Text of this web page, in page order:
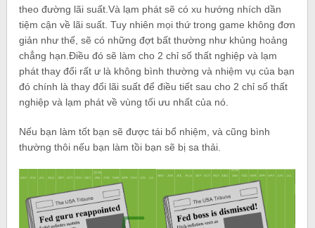
theo đường lãi suất.Và lạm phát sẽ có xu hướng nhích dần
tiệm cận về lãi suất. Tuy nhiên mọi thứ trong game không đơn
giản như thế, sẽ có những đợt bất thường như khủng hoảng
chẳng hạn.Điều đó sẽ làm cho 2 chỉ số thất nghiệp và lạm
phát thay đổi rất ư là không bình thường và nhiệm vụ của bạn
đó chính là thay đổi lãi suất để điều tiết sau cho 2 chỉ số thất
nghiệp và lạm phát về vùng tối ưu nhất của nó.
Nếu bạn làm tốt bạn sẽ được tái bổ nhiệm, và cũng bình
thường thôi nếu bạn làm tồi bạn sẽ bị sa thải.